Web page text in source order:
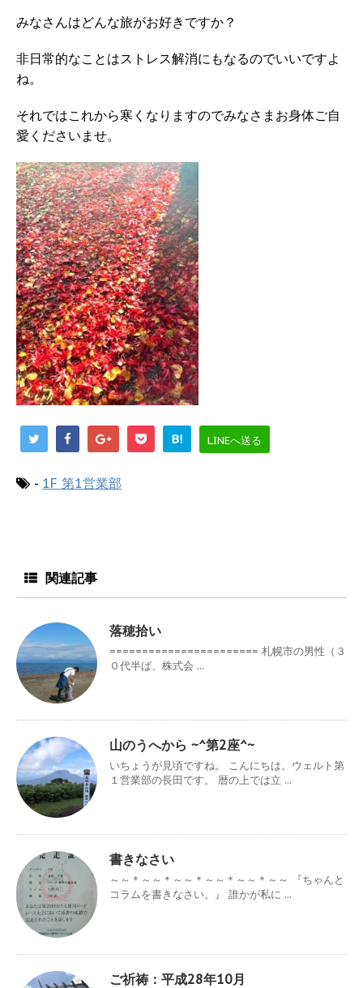
みなさんはどんな旅がお好きですか？
非日常的なことはストレス解消にもなるのでいいですよ
ね。
それではこれから寒くなりますのでみなさまお身体ご自
愛くださいませ。
B! LINEへ送る
- 1F 第1営業部
関連記事
落穂拾い
======================= 札幌市の男性（３
０代半ば、株式会 ...
山のうへから ~^第2座^~
いちょうが見頃ですね。 こんにちは。ウェルト第
１営業部の長田です。 暦の上では立 ...
書きなさい
～～＊～～＊～～＊～～＊～～＊～～ 『ちゃんと
コラムを書きなさい。』 誰かが私に ...
ご祈祷：平成28年10月